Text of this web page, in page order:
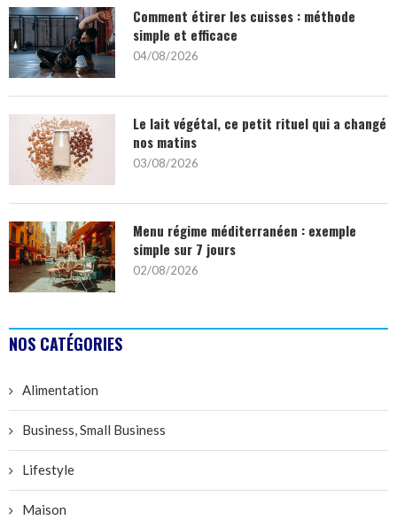
Comment étirer les cuisses : méthode
simple et efficace
04/08/2026
Le lait végétal, ce petit rituel qui a changé
nos matins
03/08/2026
Menu régime méditerranéen : exemple
simple sur 7 jours
02/08/2026
NOS CATÉGORIES
Alimentation
Business, Small Business
Lifestyle
Maison